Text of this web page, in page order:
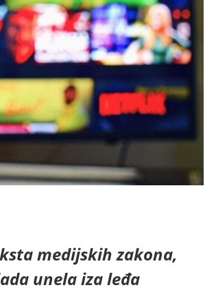
medijskih zakona,
unela iza leđa